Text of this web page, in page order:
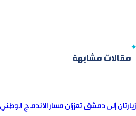
مقالات مشابهة
زيارتان إلى دمشق تعززان مسار الاندماج الوطني